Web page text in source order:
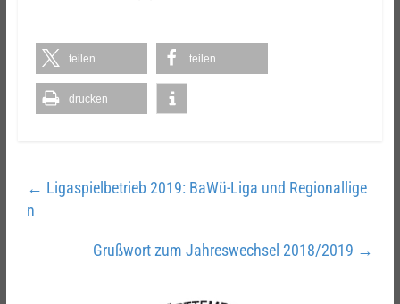
teilen teilen
drucken
← Ligaspielbetrieb 2019: BaWü-Liga und Regionallige
n
Grußwort zum Jahreswechsel 2018/2019 →